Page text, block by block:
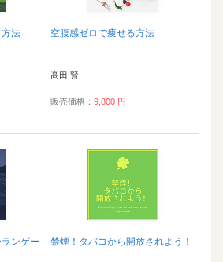
法 空腹感ゼロで痩せる方法
高田 賢
販売価格： 9,800 円
ンゲー
禁煙！タバコから開放されよう！